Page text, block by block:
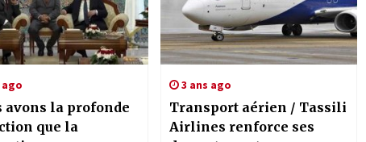
avons la profonde
que la
3 ans ago
Transport aérien / Tassili
Airlines renforce ses